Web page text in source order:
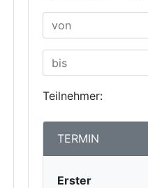
Teilnehmer:
TERMIN
Erster